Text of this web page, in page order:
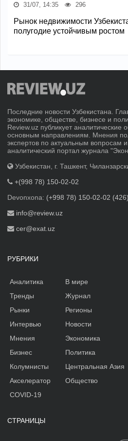
31/07, 14:35 296
Рынок недвижимости
полугодие устойчивым ростом
Последние новости Узбекистана.
экономике, обществе, бизнесе и
Review.uz публикует аналитические
основным направлениям. Мнения
экспертов по актуальным
аналитический портал журнала
Узбекистан, г. Ташкент,
+(998 78) 150-02-02
Devonxona: (+998 78) 150-02-02 (426)
info@review.uz
cer@exat.uz
РУБРИКИ
Аналитика
Тренды
Рынки
Интервью
Мнения
Бизнес
Колумнисты
Акселератор
В мире
Журнал
Регионы
Новости
Экономика
Политика
Центральная Азия
Общество
COVID-19
СТРАНИЦЫ